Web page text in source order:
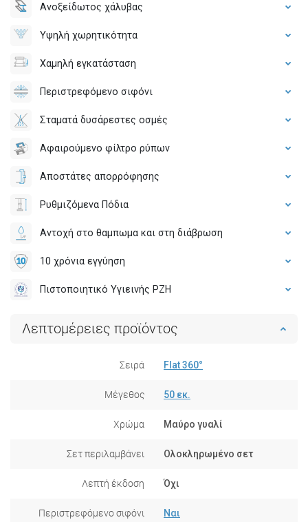
Ανοξείδωτος χάλυβας
Υψηλή χωρητικότητα
Χαμηλή εγκατάσταση
Περιστρεφόμενο σιφόνι
Σταματά δυσάρεστες οσμές
Αφαιρούμενο φίλτρο ρύπων
Αποστάτες απορρόφησης
Ρυθμιζόμενα Πόδια
Αντοχή στο θαμπωμα και στη διάβρωση
10 χρόνια εγγύηση
Πιστοποιητικό Υγιεινής PZH
Λεπτομέρειες προϊόντος
Σειρά Flat 360°
Μέγεθος 50 εκ.
Χρώμα Μαύρο γυαλί
Σετ περιλαμβάνει Ολοκληρωμένο σετ
Λεπτή έκδοση Όχι
Περιστρεφόμενο σιφόνι Ναι